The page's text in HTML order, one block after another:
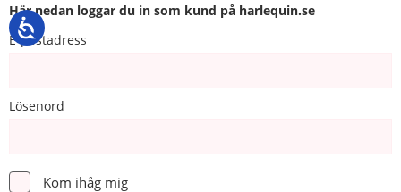
Här nedan loggar du in som kund på harlequin.se
E-postadress
Lösenord
Kom ihåg mig